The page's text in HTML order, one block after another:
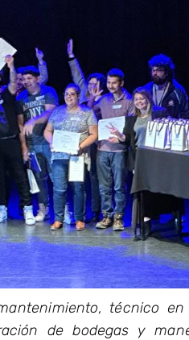
técnico
de bodegas y